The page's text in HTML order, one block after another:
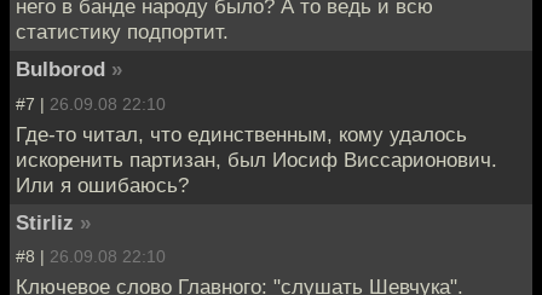
него в банде народу было? А то ведь и всю
статистику подпортит.
Bulborod »
#7 | 26.09.08 22:10
Где-то читал, что единственным, кому удалось
искоренить партизан, был Иосиф Виссарионович.
Или я ошибаюсь?
Stirliz »
#8 | 26.09.08 22:10
Ключевое слово Главного: "слушать Шевчука".